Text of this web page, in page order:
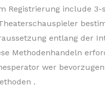
Registrierung include
entlang der
Methodenhandeln
wer
.